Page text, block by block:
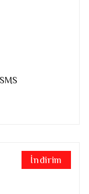
İndirim